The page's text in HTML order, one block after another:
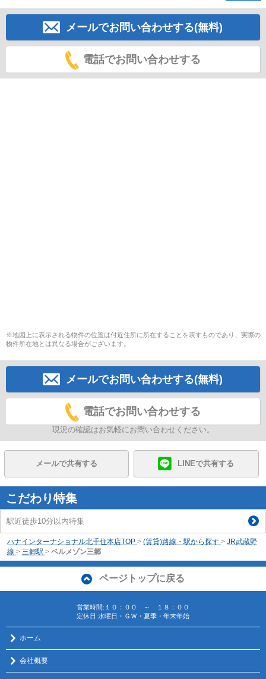
メールでお問い合わせする(無料)
電話でお問い合わせする
※地図上に表示される物件の位置は付近住所に所在することを表すものであり、実際の
物件所在地とは異なる場合がございます。
メールでお問い合わせする(無料)
電話でお問い合わせする
現況の確認はお気軽にお問い合わせください。
メールで共有する LINEで共有する
こだわり特集
駅近徒歩10分以内特集
ハナインターナショナル北千住本店TOP > (賃貸)路線・駅から探す > JR武蔵野
線 > 三郷駅 > ベルメゾン三郷
ページトップに戻る
営業時間:１０：００ ～ １８：００
定休日:水曜日・ＧＷ・夏季・年末年始
ホーム
会社概要